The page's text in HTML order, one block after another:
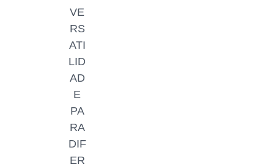
VE
RS
ATI
LID
AD
E
PA
RA
DIF
ER